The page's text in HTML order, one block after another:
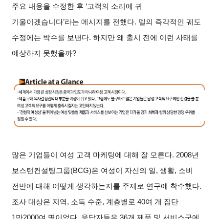
주요 내용을 수정한 후 ‘고객의 소리에 귀
기울이겠습니다’라는 메시지를 전했다. 델의 즉각적인 궤도
수정에는 박수를 보낸다. 하지만 왜 출시 전에 이런 사태를
예상하지 못했을까?
많은 기업들이 여성 고객 마케팅에 대해 잘 모른다. 2008년
보스턴컨설팅그룹(BCG)은 여성이 자신의 일, 생활, 소비
전반에 대해 어떻게 생각하는지를 주제로 연구에 착수했다.
조사 대상은 지역, 소득 수준, 계층별로 40여 개 집단
1만2000여 명이었다. 응답자들은 36개 제품 및 서비스군에